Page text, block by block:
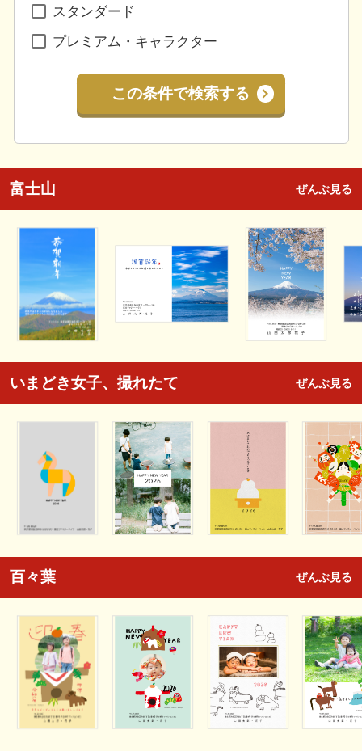
スタンダード
プレミアム・キャラクター
この条件で検索する
富士山 ぜんぶ見る
いまどき女子、撮れたて ぜんぶ見る
百々葉 ぜんぶ見る